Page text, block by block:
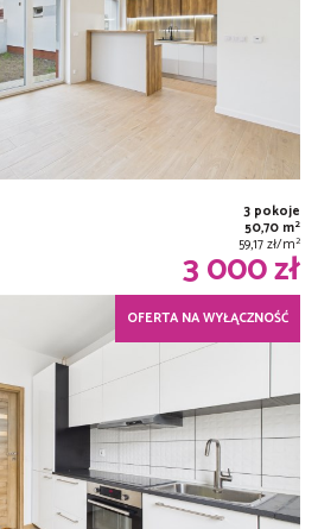
3 pokoje
50,70 m2
59,17 zł/m2
3 000 zł
OFERTA NA WYŁĄCZNOŚĆ